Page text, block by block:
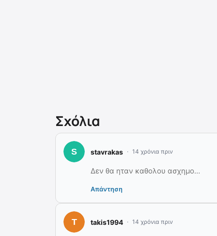
Σχόλια
stavrakas 14 χρόνια πριν
Δεν θα ηταν καθολου ασχημο…
Απάντηση
takis1994 14 χρόνια πριν